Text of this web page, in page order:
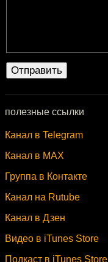
полезные ссылки
Канал в Telegram
Канал в MAX
Группа в Контакте
Канал на Rutube
Канал в Дзен
Видео в iTunes Store
Подкаст в iTunes Store